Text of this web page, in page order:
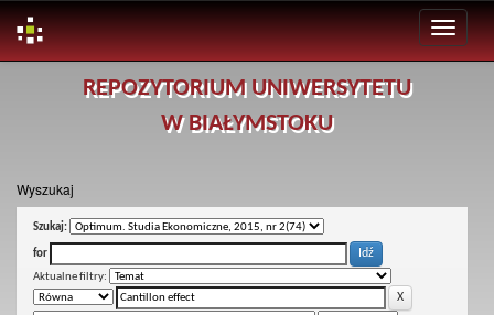
REPOZYTORIUM UNIWERSYTETU
W BIAŁYMSTOKU
Wyszukaj
Szukaj:
for
Aktualne filtry: